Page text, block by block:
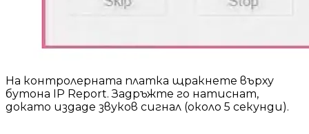
На контролерната платка щракнете върху
бутона IP Report. Задръжте го натиснат,
докато издаде звуков сигнал (около 5 секунди).